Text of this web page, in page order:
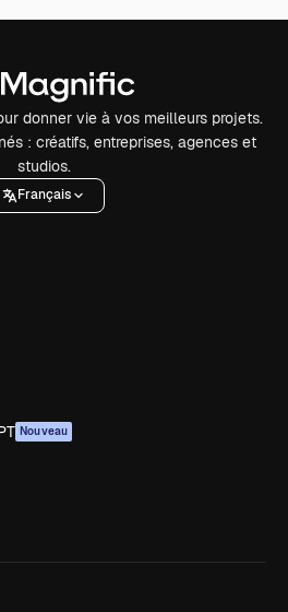
donner vie à vos meilleurs projets.
: créatifs, entreprises, agences et
studios.
Français
Nouveau